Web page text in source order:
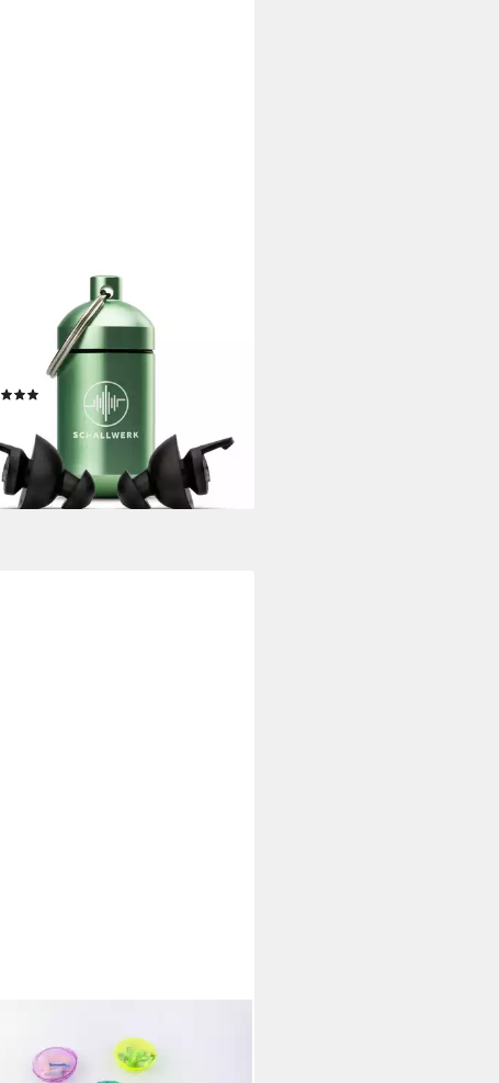
Dream+
zum Schlafen -
für Seitenschläfer, für
Ohren geeignet
24,99 €
€/ 1 Paar)
- in 2-3 Werktagen bei dir
Stöpsel